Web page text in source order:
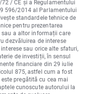
/ CE și a Regulamentului
596/2014 al Parlamentului
standardele tehnice de
pentru prezentarea
a altor informații care
dezvăluirea de interese
sau orice alte sfaturi,
de investiții, în sensul
financiare din 29 iulie
875, astfel cum a fost
pregătită cu cea mai
cunoscute autorului la